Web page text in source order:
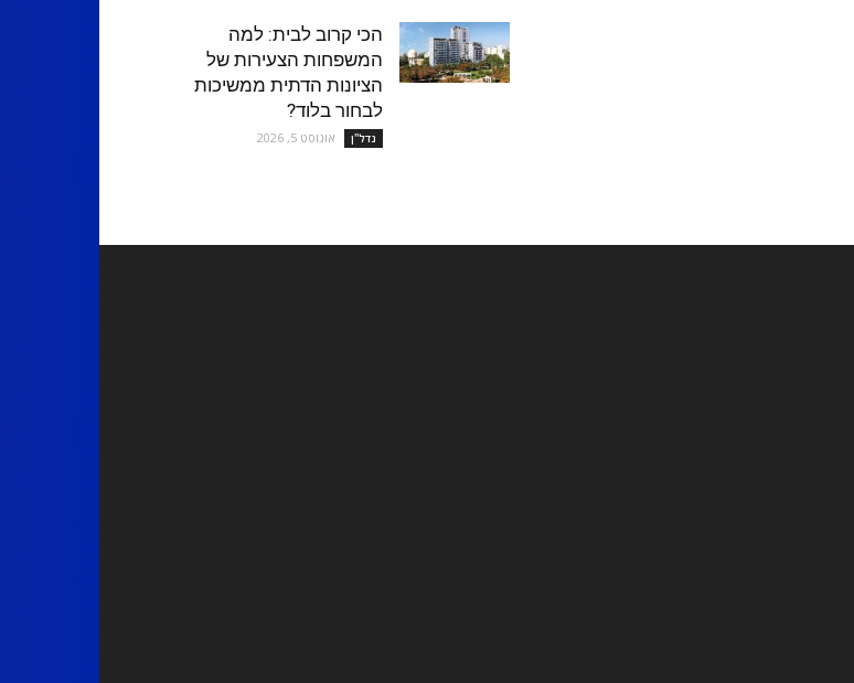
הכי קרוב לבית: למה
המשפחות הצעירות של
הציונות הדתית ממשיכות
לבחור בלוד?
נדל''ן אוגוסט 5, 2026